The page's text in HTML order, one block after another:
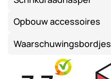
Opbouw accessoires
Waarschuwingsbordjes